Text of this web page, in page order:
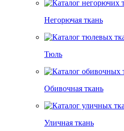
Негорючая ткань
Тюль
Обивочная ткань
Уличная ткань